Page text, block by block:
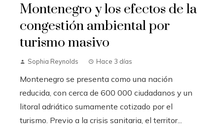
Montenegro y los efectos de la
congestión ambiental por
turismo masivo
Sophia Reynolds Hace 3 días
Montenegro se presenta como una nación
reducida, con cerca de 600 000 ciudadanos y un
litoral adriático sumamente cotizado por el
turismo. Previo a la crisis sanitaria, el territor...